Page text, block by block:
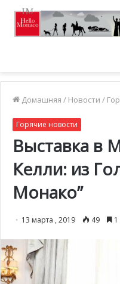
Домашняя / Новости /
Горячие новости
Выставка в
Келли: из
Монако”
13 марта , 2019 49